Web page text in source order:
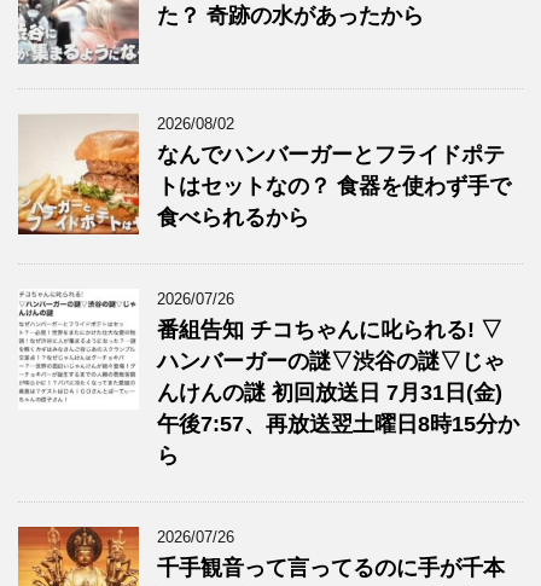
た？ 奇跡の水があったから
2026/08/02
なんでハンバーガーとフライドポテ
トはセットなの？ 食器を使わず手で
食べられるから
2026/07/26
番組告知 チコちゃんに叱られる! ▽
ハンバーガーの謎▽渋谷の謎▽じゃ
んけんの謎 初回放送日 7月31日(金)
午後7:57、再放送翌土曜日8時15分か
ら
2026/07/26
千手観音って言ってるのに手が千本